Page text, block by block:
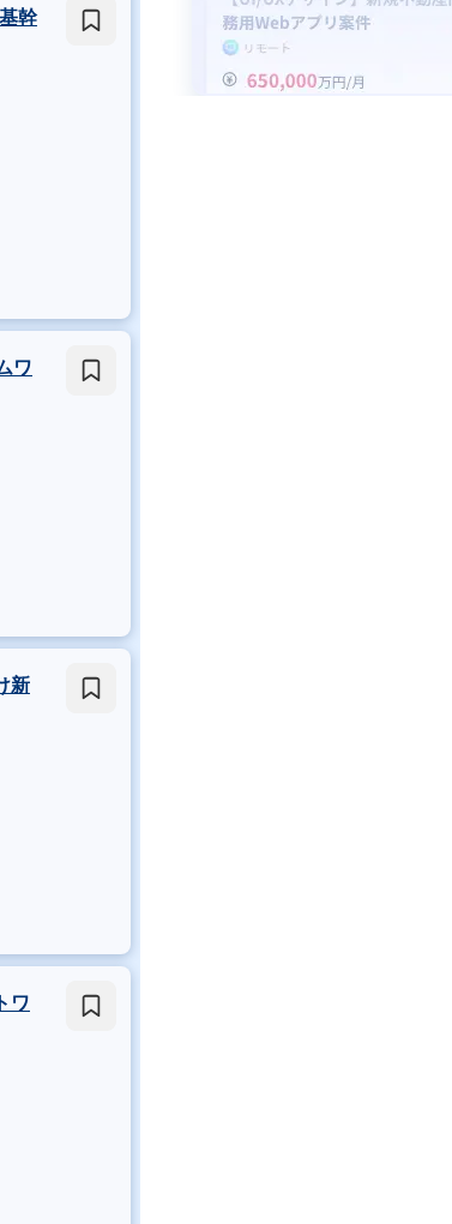
幹
ワ
新
ワ